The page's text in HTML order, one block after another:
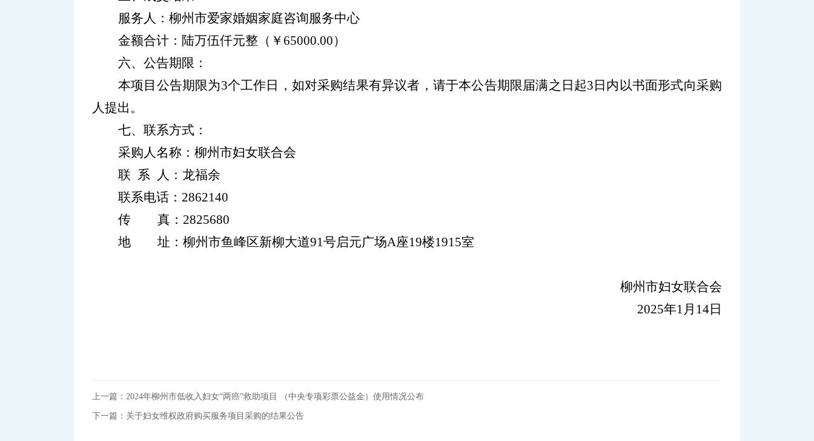
服务人：柳州市爱家婚姻家庭咨询服务中心
金额合计： 陆万伍仟元整 （￥ 65000.00）
六、公告期限：
本项目公告期限为3个工作日，如对采购结果有异议者，请于本公告期限届满之日起3 日内以书面形式向采购
人提出。
七、联系方式：
采购人名称： 柳州市妇女联合会
联 系 人： 龙福余
联系电话： 2862140
传
真： 2825680
地
址： 柳州市鱼峰区新柳大道91号启元广场A座19楼1915室
柳州市妇女联合会
2025年1月 14日
上一篇：2024年柳州市低收入妇女“两癌”救助项目 （中央专项彩票公益金）使用情况公布
下一篇：关于妇女维权政府购买服务项目采购的结果公告